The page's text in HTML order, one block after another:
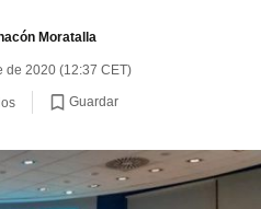
Moratalla
de 2020 (12:37 CET)
Guardar